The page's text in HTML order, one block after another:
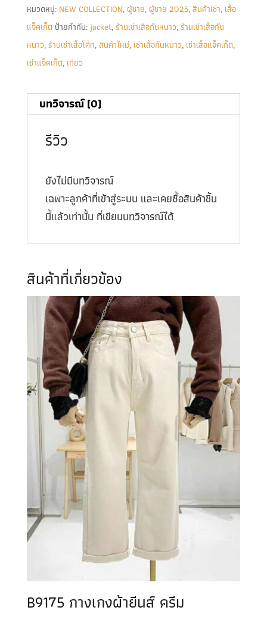
หมวดหมู่: NEW COLLECTION,ผู้ชาย,ผู้ชาย 2025,สินค้าเช่า, เสื้อ
แจ็คเก็ต ป้ายกำกับ: jacket,ร้านเช่าเสือกันหนาว,ร้านเช่าเสื้อกัน
หนาว,ร้านเช่าเสื้อโค้ท,สินค้าใหม่, เช่าเสื้อกันหนาว, เช่าเสื้อแจ็คเก็ต,
เช่าแจ็คเก็ต, เที่ยว
บทวิจารณ์ (0)
รีวิว
ยังไม่มีบทวิจารณ์
เฉพาะลูกค้าที่เข้าสู่ระบบ และเคยซื้อสินค้าชิ้น
นี้แล้วเท่านั้น ที่เขียนบทวิจารณ์ได้
สินค้าที่เกี่ยวข้อง
B9175 กางเกงผ้ายีนส์ ครีม